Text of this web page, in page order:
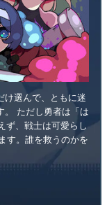
け選んで、ともに迷
。 ただし勇者は「は
ず、戦士は可愛らし
す。誰を救うのかを